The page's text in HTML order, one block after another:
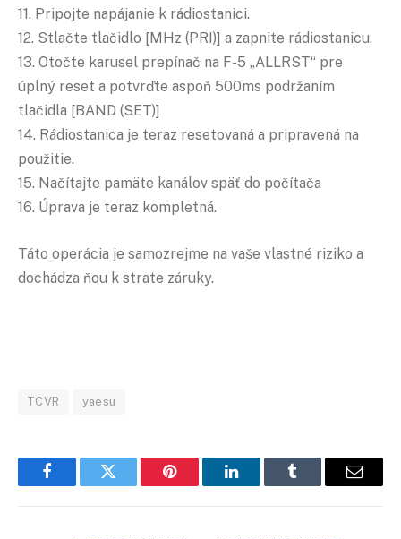
11. Pripojte napájanie k rádiostanici.
12. Stlačte tlačidlo [MHz (PRI)] a zapnite rádiostanicu.
13. Otočte karusel prepínač na F-5 „ALLRST“ pre
úplný reset a potvrďte aspoň 500ms podržaním
tlačidla [BAND (SET)]
14. Rádiostanica je teraz resetovaná a pripravená na
použitie.
15. Načítajte pamäte kanálov späť do počítača
16. Úprava je teraz kompletná.
Táto operácia je samozrejme na vaše vlastné riziko a
dochádza ňou k strate záruky.
TCVR yaesu
FacebookTwitter Pinterest LinkedInTumblr Email